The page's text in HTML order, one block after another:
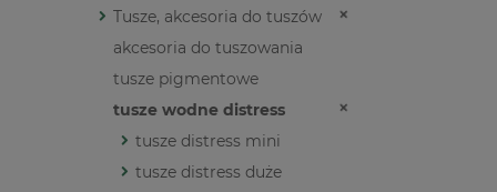
Tusze, akcesoria do tuszów
akcesoria do tuszowania
tusze pigmentowe
tusze wodne distress
tusze distress mini
tusze distress duże